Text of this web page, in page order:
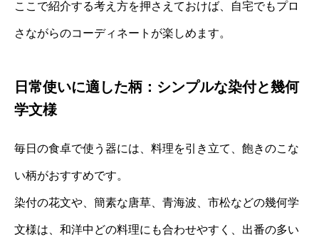
ここで紹介する考え方を押さえておけば、自宅でもプロ
さながらのコーディネートが楽しめます。
日常使いに適した柄：シンプルな染付と幾何
学文様
毎日の食卓で使う器には、料理を引き立て、飽きのこな
い柄がおすすめです。
染付の花文や、簡素な唐草、青海波、市松などの幾何学
文様は、和洋中どの料理にも合わせやすく、出番の多い